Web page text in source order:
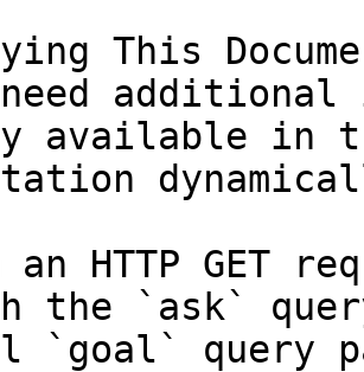
This
available in
an HTTP GET
the `ask`
`goal` query